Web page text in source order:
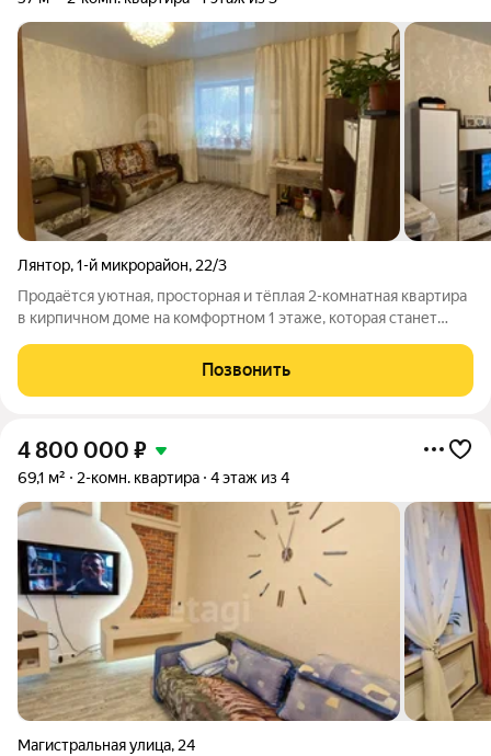
Лянтор,1-й микрорайон, 22/3
Продаётся уютная, просторная и тёплая 2-комнатная квартира
в кирпичном доме на комфортном 1 этаже, которая станет
ВСЕ ПРОГРАММЫ, СЕМЕЙНУЮ ИПОТЕКУ 6% (с детьми не
старше 7 лет) Отличное расположение
Позвонить
4 800 000 ₽
69,1 м² 2-комн. квартира 4 этаж из 4
Магистральная улица, 24